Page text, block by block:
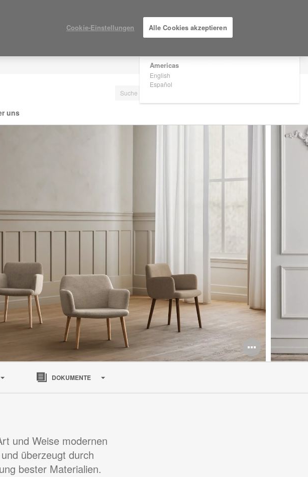
Are you in United States?
Americas
English
Español
uns
DOKUMENTE
und Weise modernen
überzeugt durch
bester Materialien.
Cookie-Einstellungen Alle Cookies akzeptieren